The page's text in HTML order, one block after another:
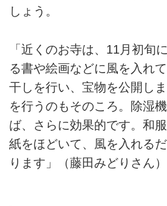
しょう。
「近くのお寺は、11月初旬
る書や絵画などに風を入れ
干しを行い、宝物を公開し
を行うのもそのころ。除湿
ば、さらに効果的です。和
紙をほどいて、風を入れる
ります」（藤田みどりさん）